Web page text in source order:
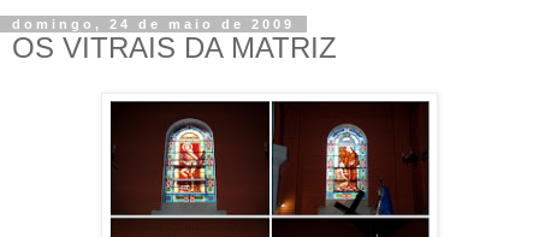
domingo, 24 de maio de 2009
OS VITRAIS DA MATRIZ